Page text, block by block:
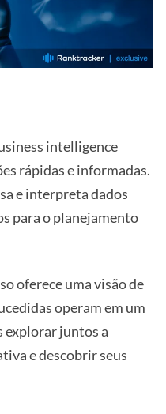
intelligence
rápidas e informadas.
e interpreta dados
para o planejamento
oferece uma visão de
operam em um
explorar juntos a
e descobrir seus